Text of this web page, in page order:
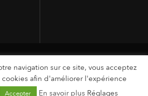
navigation sur ce site, vous acceptez
cookies afin d'améliorer l'expérience
Accepter En savoir plus Réglages